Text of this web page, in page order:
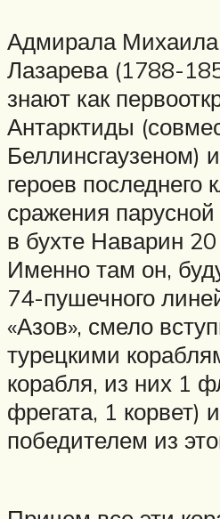
Адмирала
Лазарева (1788-
знают как
Антарктиды
Беллинсгаузеном)
героев последнего
сражения
в бухте Наварин
Именно там он,
74-пушечного
«Азов», смело
турецкими
корабля, из них 1
фрегата, 1 корвет)
победителем из